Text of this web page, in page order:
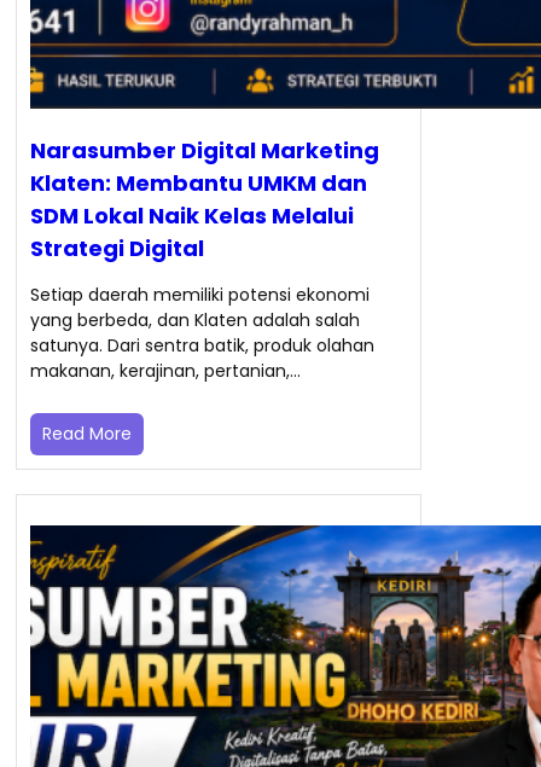
Narasumber Digital Marketing
Klaten: Membantu UMKM dan
SDM Lokal Naik Kelas Melalui
Strategi Digital
Setiap daerah memiliki potensi ekonomi
yang berbeda, dan Klaten adalah salah
satunya. Dari sentra batik, produk olahan
makanan, kerajinan, pertanian,…
Read More